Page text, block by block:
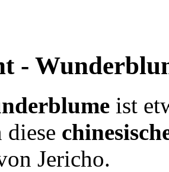
-
ist
Jericho.